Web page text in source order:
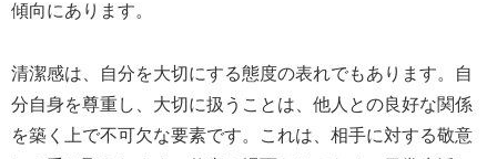
傾向にあります。
清潔感は、自分を大切にする態度の表れでもあります。自
分自身を尊重し、大切に扱うことは、他人との良好な関係
を築く上で不可欠な要素です。これは、相手に対する敬意